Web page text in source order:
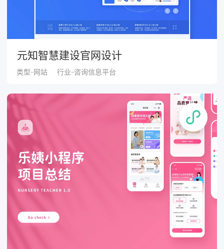
元知智慧建设官网设计
类型-网站 行业-咨询信息平台